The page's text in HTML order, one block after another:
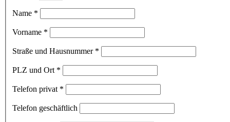
Name *
Vorname *
Straße und Hausnummer *
PLZ und Ort *
Telefon privat *
Telefon geschäftlich